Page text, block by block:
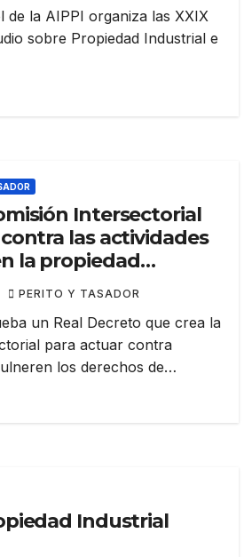
de la AIPPI organiza las XXIX
sobre Propiedad Industrial e
Intersectorial
las actividades
la propiedad
PERITO Y TASADOR
un Real Decreto que crea la
para actuar contra
los derechos de…
Industrial